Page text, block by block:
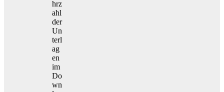
hrz
ahl
der
Un
terl
ag
en
im
Do
wn